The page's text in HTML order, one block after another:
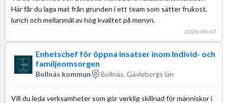
Här får du laga mat från grunden i ett team som sätter frukost,
lunch och mellanmål av hög kvalitet på menyn.
2026-09-07
Enhetschef för öppna insatser inom Individ- och
familjeomsorgen
Bollnäs kommun Bollnäs, Gävleborgs län
Vill du leda verksamheter som gör verklig skillnad för människor i